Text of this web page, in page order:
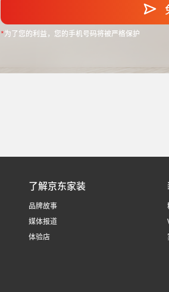
*为了您的利益，您的手机号码将被严格保护
了解京东家装
品牌故事
媒体报道
体验店